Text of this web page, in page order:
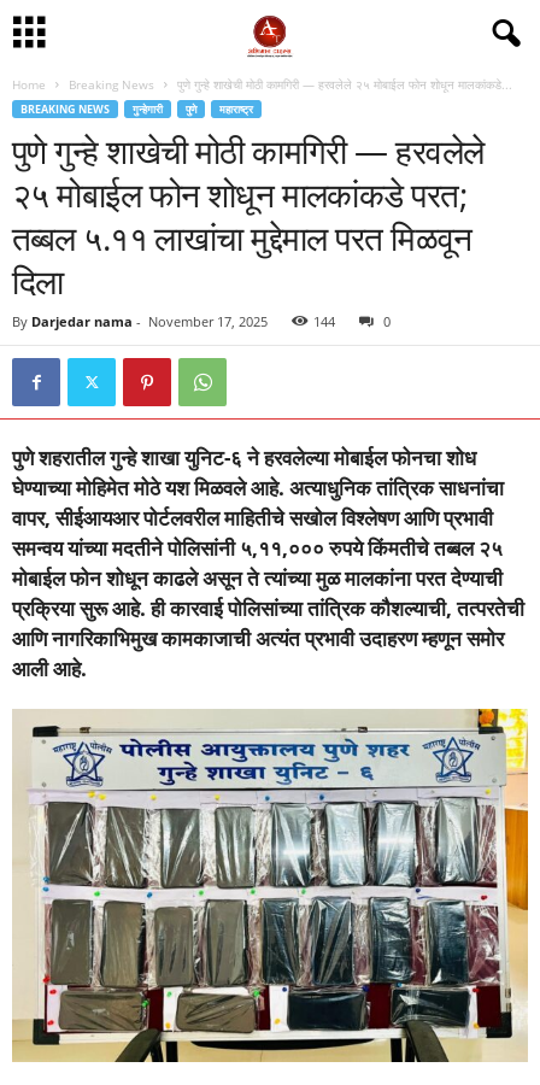
Home Breaking News पुणे गुन्हे शाखेची मोठी कामगिरी — हरवलेले २५ मोबाईल फोन शोधून मालकांकडे...
BREAKING NEWS गुन्हेगारी पुणे महाराष्ट्र
पुणे गुन्हे शाखेची मोठी कामगिरी — हरवलेले
२५ मोबाईल फोन शोधून मालकांकडे परत;
तब्बल ५.११ लाखांचा मुद्देमाल परत मिळवून
दिला
By Darjedar nama - November 17, 2025 144 0
पुणे शहरातील गुन्हे शाखा युनिट-६ ने हरवलेल्या मोबाईल फोनचा शोध
घेण्याच्या मोहिमेत मोठे यश मिळवले आहे. अत्याधुनिक तांत्रिक साधनांचा
वापर, सीईआयआर पोर्टलवरील माहितीचे सखोल विश्लेषण आणि प्रभावी
समन्वय यांच्या मदतीने पोलिसांनी ५,११,००० रुपये किंमतीचे तब्बल २५
मोबाईल फोन शोधून काढले असून ते त्यांच्या मुळ मालकांना परत देण्याची
प्रक्रिया सुरू आहे.ही कारवाई पोलिसांच्या तांत्रिक कौशल्याची, तत्परतेची
आणि नागरिकाभिमुख कामकाजाची अत्यंत प्रभावी उदाहरण म्हणून समोर
आली आहे.